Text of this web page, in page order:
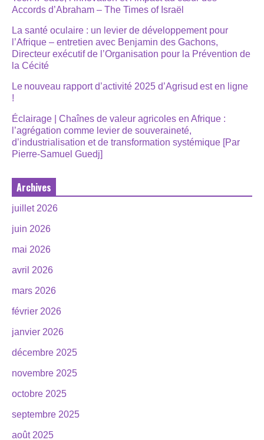
Accords d’Abraham – The Times of Israël
La santé oculaire : un levier de développement pour
l’Afrique – entretien avec Benjamin des Gachons,
Directeur exécutif de l’Organisation pour la Prévention de
la Cécité
Le nouveau rapport d’activité 2025 d’Agrisud est en ligne
!
Éclairage | Chaînes de valeur agricoles en Afrique :
l’agrégation comme levier de souveraineté,
d’industrialisation et de transformation systémique [Par
Pierre-Samuel Guedj]
Archives
juillet 2026
juin 2026
mai 2026
avril 2026
mars 2026
février 2026
janvier 2026
décembre 2025
novembre 2025
octobre 2025
septembre 2025
août 2025